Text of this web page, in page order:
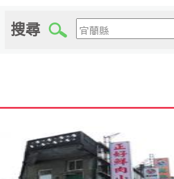
搜尋